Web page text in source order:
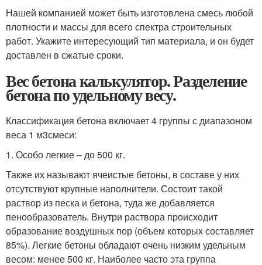
Нашей компанией может быть изготовлена смесь любой
плотности и массы для всего спектра строительных
работ. Укажите интересующий тип материала, и он будет
доставлен в сжатые сроки.
Вес бетона калькулятор. Разделение
бетона по удельному весу.
Классификация бетона включает 4 группы с диапазоном
веса 1 м3смеси:
1. Особо легкие – до 500 кг.
Также их называют ячеистые бетоны, в составе у них
отсутствуют крупные наполнители. Состоит такой
раствор из песка и бетона, туда же добавляется
пенообразователь. Внутри раствора происходит
образование воздушных пор (объем которых составляет
85%). Легкие бетоны обладают очень низким удельным
весом: менее 500 кг. Наиболее часто эта группа